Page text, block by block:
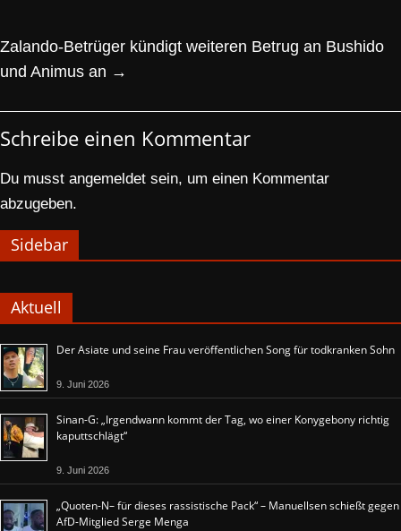
Zalando-Betrüger kündigt weiteren Betrug an Bushido
und Animus an →
Schreibe einen Kommentar
Du musst angemeldet sein, um einen Kommentar
abzugeben.
Sidebar
Aktuell
Der Asiate und seine Frau veröffentlichen Song für todkranken Sohn
9. Juni 2026
Sinan-G: „Irgendwann kommt der Tag, wo einer Konygebony richtig
kaputtschlägt“
9. Juni 2026
„Quoten-N– für dieses rassistische Pack“ – Manuellsen schießt gegen
AfD-Mitglied Serge Menga